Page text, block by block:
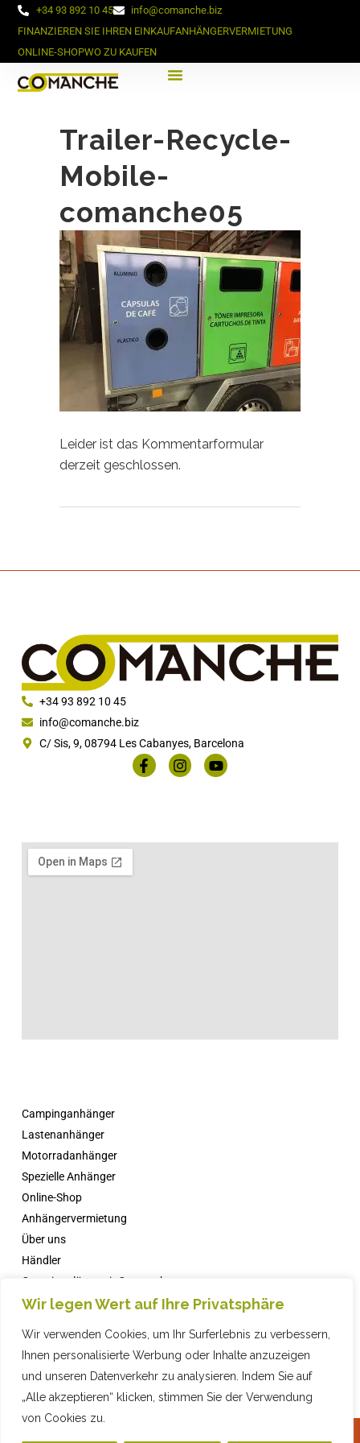
Wir legen Wert auf Ihre Privatsphäre
Wir verwenden Cookies, um Ihr Surferlebnis zu verbessern,
Ihnen personalisierte Werbung oder Inhalte anzuzeigen
und unseren Datenverkehr zu analysieren. Indem Sie auf
„Alle akzeptieren“ klicken, stimmen Sie der Verwendung
von Cookies zu.
+34 93 892 10 45
info@comanche.biz
FINANZIEREN SIE IHREN EINKAUFANHÄNGERVERMIETUNG
ONLINE-SHOPWO ZU KAUFEN
Trailer-Recycle-
Mobile-
comanche05
Leider ist das Kommentarformular
derzeit geschlossen.
+34 93 892 10 45
info@comanche.biz
C/ Sis, 9, 08794 Les Cabanyes, Barcelona
Über uns
Händler
Campingplätze mit Comanche
Nachricht
Campinganhänger
Lastenanhänger
Motorradanhänger
Spezielle Anhänger
Online-Shop
Anhängervermietung